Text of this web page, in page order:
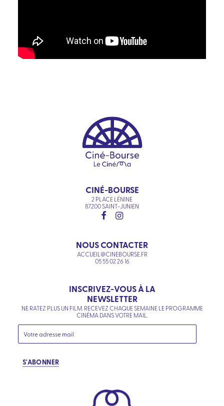
CINÉ-BOURSE
2 PLACE LÉNINE
87200 SAINT-JUNIEN
NOUS CONTACTER
ACCUEIL@CINEBOURSE.FR
05 55 02 26 16
INSCRIVEZ-VOUS À LA
NEWSLETTER
NE RATEZ PLUS UN FILM. RECEVEZ CHAQUE SEMAINE LE PROGRAMME
CINÉMA DANS VOTRE MAIL.
S'ABONNER